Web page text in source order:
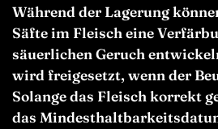
Während der Lagerung
Säfte im Fleisch eine
säuerlichen Geruch
wird freigesetzt, wenn der
Solange das Fleisch korrekt
das